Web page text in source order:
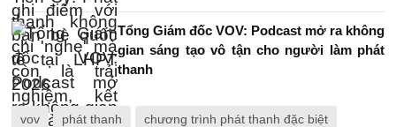
Tổng Giám đốc VOV: Podcast mở ra không
gian sáng tạo vô tận cho người làm phát
thanh
vov phát thanh chương trình phát thanh đặc biệt